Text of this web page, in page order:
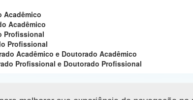
Acadêmico
Acadêmico
Profissional
Profissional
Acadêmico e Doutorado Acadêmico
Profissional e Doutorado Profissional